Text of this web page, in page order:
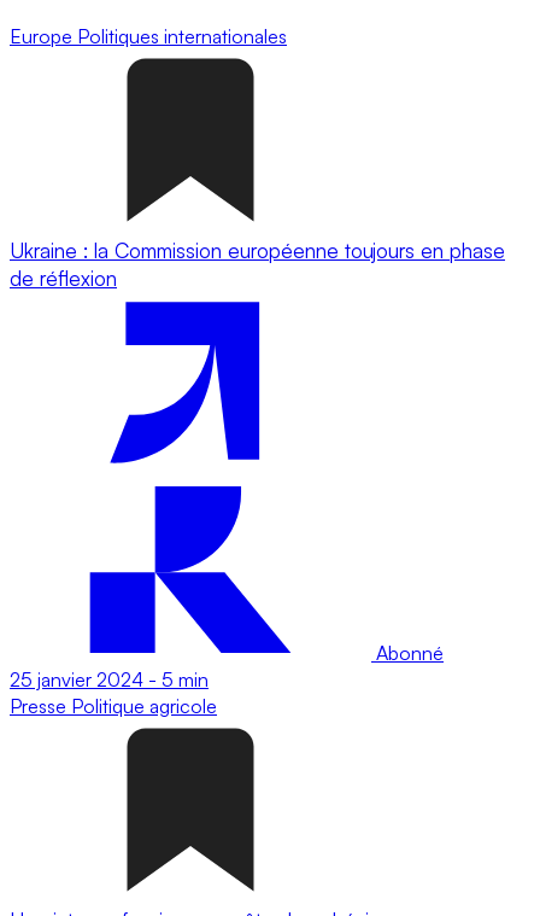
Europe Politiques internationales
Ukraine : la Commission européenne toujours en phase
de réflexion
Abonné
25 janvier 2024 - 5 min
Presse Politique agricole